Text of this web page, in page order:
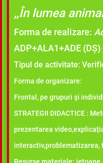
,,În lumea
Forma de realizare:
ADP+ALA1+ADE (DȘ)
Tipul de activitate:
Forma de organizare:
Frontal, pe grupuri şi
STRATEGII DIDACTICE :
prezentarea
interactiv,problematizarea,